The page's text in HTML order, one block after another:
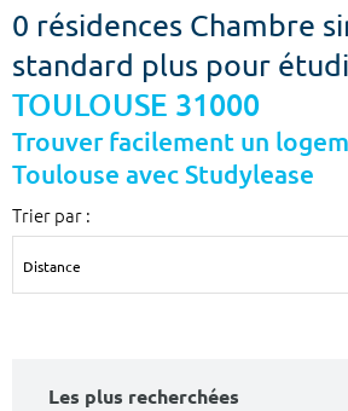
Ville, école
Budget min
€
m²
0 résidences Chambre
standard plus pour
TOULOUSE 31000
Trouver facilement un
Toulouse avec Studylease
Trier par :
Les plus recherchées